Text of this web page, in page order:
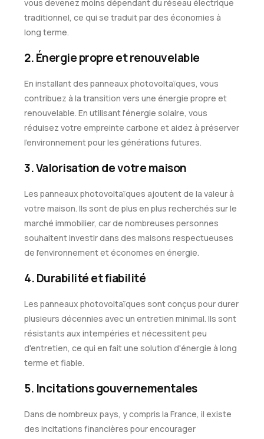
vous devenez moins dépendant du réseau électrique
traditionnel, ce qui se traduit par des économies à
long terme.
2. Énergie propre et renouvelable
En installant des panneaux photovoltaïques, vous
contribuez à la transition vers une énergie propre et
renouvelable. En utilisant l'énergie solaire, vous
réduisez votre empreinte carbone et aidez à préserver
l'environnement pour les générations futures.
3. Valorisation de votre maison
Les panneaux photovoltaïques ajoutent de la valeur à
votre maison. Ils sont de plus en plus recherchés sur le
marché immobilier, car de nombreuses personnes
souhaitent investir dans des maisons respectueuses
de l'environnement et économes en énergie.
4. Durabilité et fiabilité
Les panneaux photovoltaïques sont conçus pour durer
plusieurs décennies avec un entretien minimal. Ils sont
résistants aux intempéries et nécessitent peu
d'entretien, ce qui en fait une solution d'énergie à long
terme et fiable.
5. Incitations gouvernementales
Dans de nombreux pays, y compris la France, il existe
des incitations financières pour encourager